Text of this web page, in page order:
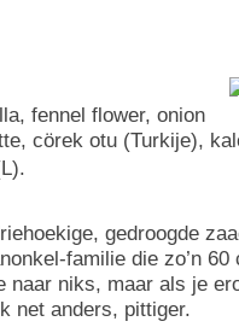
fennel flower, onion
cörek otu (Turkije),
gedroogde
familie die zo’n
naar niks, maar als je
net anders, pittiger.